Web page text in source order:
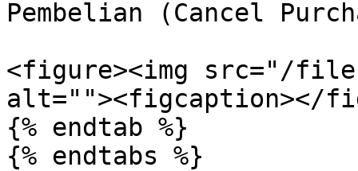
Pembelian (Cancel
<figure><img src="/
alt=""><figcaption></
{% endtab %}
{% endtabs %}